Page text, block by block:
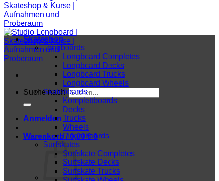
Suche nach:
Anmelden
Warenkorb /0,00€ 0
Skateshop
Longboards
Longboard Completes
Longboard Decks
Longboard Trucks
Longboard Wheels
Skateboards
Komplettboards
Decks
Trucks
Wheels
Fingerboards
Surfskates
Surfskate Completes
Surfskate Decks
Surfskate Trucks